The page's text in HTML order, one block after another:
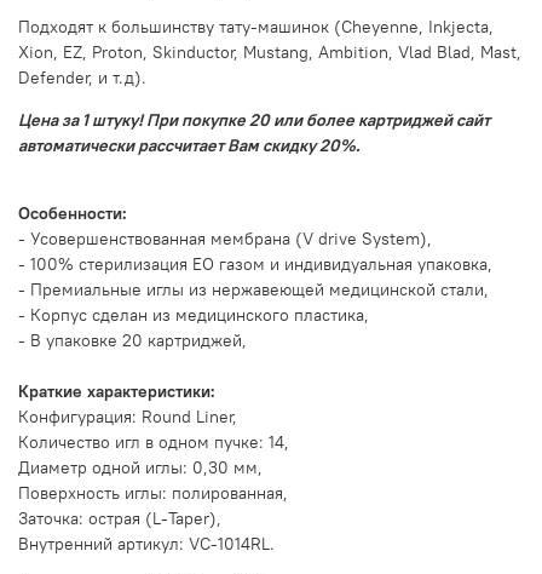
Подходят к большинству тату-машинок (Cheyenne, Inkjecta,
Xion, EZ, Proton, Skinductor, Mustang, Ambition, Vlad Blad, Mast,
Defender, и т.д).
Цена за 1 штуку! При покупке 20 или более картриджей сайт
автоматически рассчитает Вам скидку 20%.
Особенности:
- Усовершенствованная мембрана (V drive System),
- 100% стерилизация EO газом и индивидуальная упаковка,
- Премиальные иглы из нержавеющей медицинской стали,
- Корпус сделан из медицинского пластика,
- В упаковке 20 картриджей,
Краткие характеристики:
Конфигурация: Round Liner,
Количество игл в одном пучке: 14,
Диаметр одной иглы: 0,30 мм,
Поверхность иглы: полированная,
Заточка: острая (L-Taper),
Внутренний артикул: VC-1014RL.